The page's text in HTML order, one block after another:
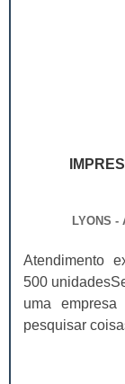
LYONS -
Atendimento
500
uma empresa
pesquisar
um